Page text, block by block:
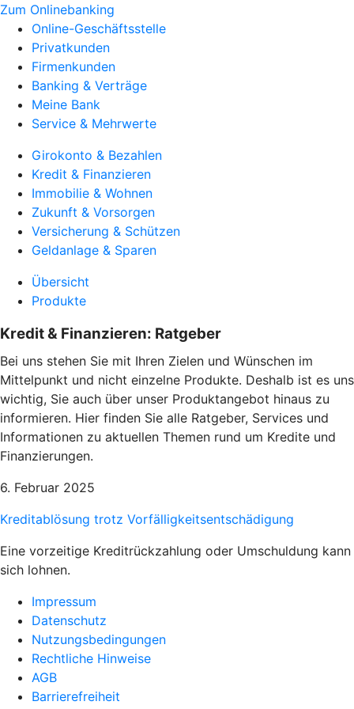
Zum Onlinebanking
Online-Geschäftsstelle
Privatkunden
Firmenkunden
Banking & Verträge
Meine Bank
Service & Mehrwerte
Girokonto & Bezahlen
Kredit & Finanzieren
Immobilie & Wohnen
Zukunft & Vorsorgen
Versicherung & Schützen
Geldanlage & Sparen
Übersicht
Produkte
Kredit & Finanzieren: Ratgeber
Bei uns stehen Sie mit Ihren Zielen und Wünschen im
Mittelpunkt und nicht einzelne Produkte. Deshalb ist es uns
wichtig, Sie auch über unser Produktangebot hinaus zu
informieren. Hier finden Sie alle Ratgeber, Services und
Informationen zu aktuellen Themen rund um Kredite und
Finanzierungen.
6. Februar 2025
Kreditablösung trotz Vorfälligkeitsentschädigung
Eine vorzeitige Kreditrückzahlung oder Umschuldung kann
sich lohnen.
Impressum
Datenschutz
Nutzungsbedingungen
Rechtliche Hinweise
AGB
Barrierefreiheit